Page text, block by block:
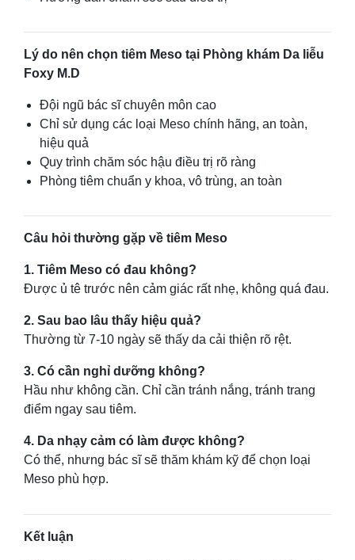
Lý do nên chọn tiêm Meso tại Phòng khám Da liễu
Foxy M.D
Đội ngũ bác sĩ chuyên môn cao
Chỉ sử dụng các loại Meso chính hãng, an toàn,
hiệu quả
Quy trình chăm sóc hậu điều trị rõ ràng
Phòng tiêm chuẩn y khoa, vô trùng, an toàn
Câu hỏi thường gặp về tiêm Meso
1. Tiêm Meso có đau không?
Được ủ tê trước nên cảm giác rất nhẹ, không quá đau.
2. Sau bao lâu thấy hiệu quả?
Thường từ 7-10 ngày sẽ thấy da cải thiện rõ rệt.
3. Có cần nghỉ dưỡng không?
Hầu như không cần. Chỉ cần tránh nắng, tránh trang
điểm ngay sau tiêm.
4. Da nhạy cảm có làm được không?
Có thể, nhưng bác sĩ sẽ thăm khám kỹ để chọn loại
Meso phù hợp.
Kết luận